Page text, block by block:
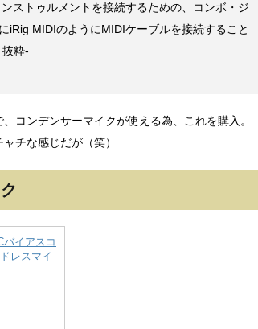
ストゥルメントを接続するための、コンボ・ジ
iRig MIDIのようにMIDIケーブルを接続すること
粋-
コンデンサーマイクが使える為、これを購入。
チな感じだが（笑）
バイアスコ
レスマイ